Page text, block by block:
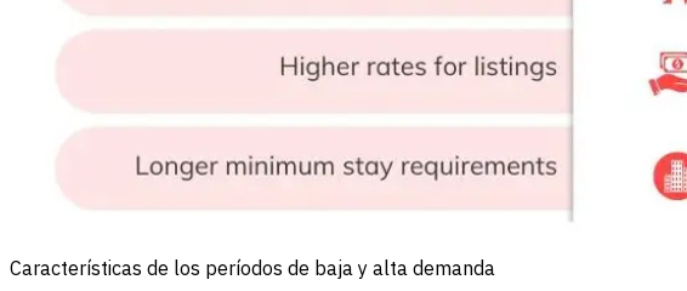
Características de los períodos de baja y alta demanda